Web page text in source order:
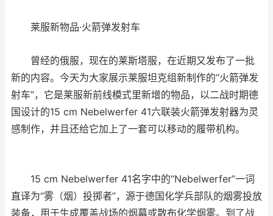
莱服新物品·火箭弹发射车
曾经的俄服，现在的莱斯塔服，在近期又发布了一批
新的内容。今天为大家展示莱服坦克组新制作的“火箭弹发
射车”，它是莱服新前线模式里新增的物品，以二战时期德
国设计的15 cm Nebelwerfer 41六联装火箭弹发射器为灵
感制作，并且还给它加上了一套可以移动的履带机构。
15 cm Nebelwerfer 41名字中的“Nebelwerfer”一词
直译为“雾（烟）投掷者”，源于德国化学兵部队的烟雾投放
装备，用于生成覆盖战场的烟幕或散布化学烟雾。到了战